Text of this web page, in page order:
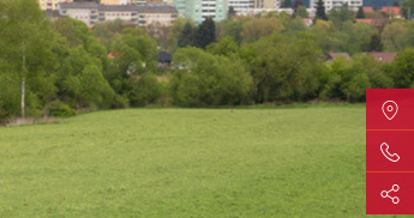
Zoek
Delen